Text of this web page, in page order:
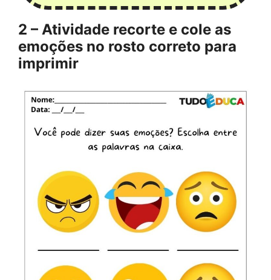
2 – Atividade recorte e cole as
emoções no rosto correto para
imprimir